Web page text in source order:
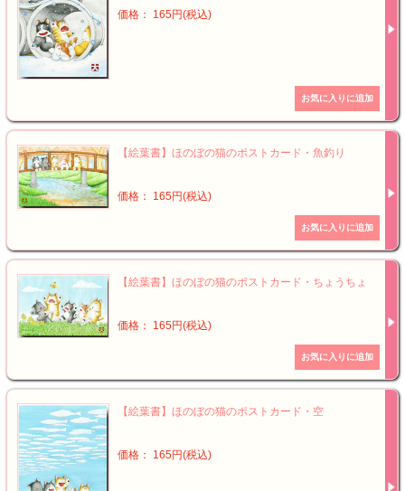
価格： 165円(税込)
【絵葉書】ほのぼの猫のポストカード・魚釣り
価格： 165円(税込)
【絵葉書】ほのぼの猫のポストカード・ちょうちょ
価格： 165円(税込)
【絵葉書】ほのぼの猫のポストカード・空
価格： 165円(税込)